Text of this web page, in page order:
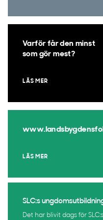
Varför får den minst
som gör mest?
LÄS MER
LÄS MER
SLC:s
Det har blivit dags för